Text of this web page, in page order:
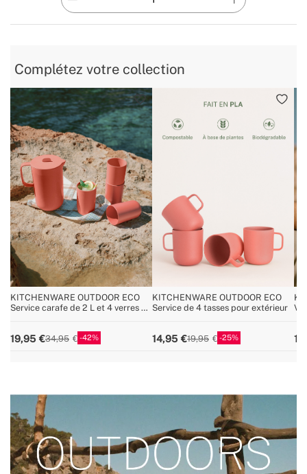
Complétez votre collection
KITCHENWARE OUTDOOR ECO
Service carafe de 2 L et 4 verres de
19,95 34,95 42
KITCHENWARE OUTDOOR ECO
Service de 4 tasses pour extérieur
14,95 19,95 25